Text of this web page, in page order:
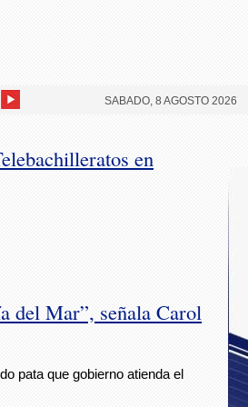
SABADO, 8 AGOSTO 2026
en
del Mar”, señala Carol
pata que gobierno atienda el